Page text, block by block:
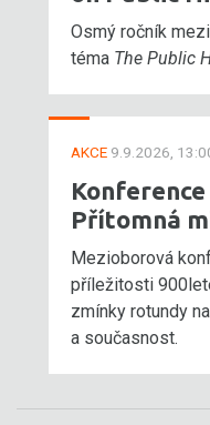
Osmý ročník
téma The Public
AKCE 9.9.2026,
Přítomná
Mezioborová
příležitosti
zmínky rotundy
a současnost.